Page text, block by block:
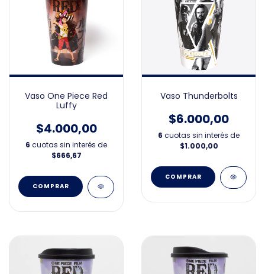
Vaso One Piece Red
Luffy
$4.000,00
6 cuotas sin interés de
$666,67
Vaso Thunderbolts
$6.000,00
6 cuotas sin interés de
$1.000,00